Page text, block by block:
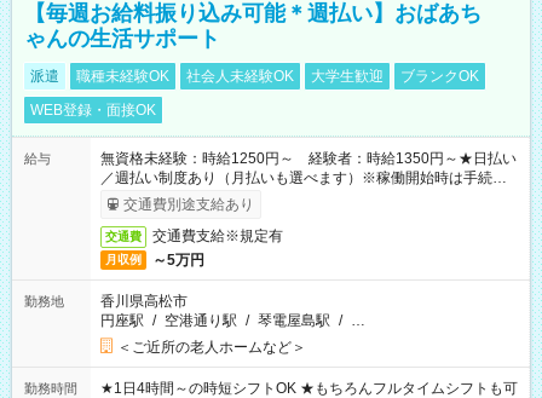
【毎週お給料振り込み可能＊週払い】おばあち
ゃんの生活サポート
派遣 職種未経験OK 社会人未経験OK 大学生歓迎
ブランクOK
WEB登録・面接OK
給与
無資格未経験：時給1250円～ 経験者：時給1350円～★日払い
／週払い制度あり（月払いも選べます）※稼働開始時は手続き完
了次第のお支払いとなります。
交通費別途支給あり
交通費 交通費支給※規定有
月収例 ～5万円
勤務地
香川県高松市
円座駅 / 空港通り駅 / 琴電屋島駅 / …
＜ご近所の老人ホームなど＞
勤務時間
★1日4時間～の時短シフトOK ★もちろんフルタイムシフトも可